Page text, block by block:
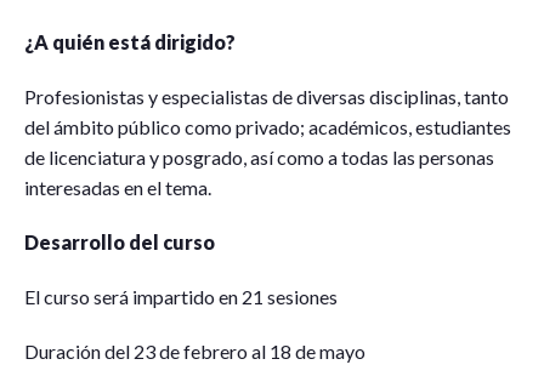
¿A quién está dirigido?
Profesionistas y especialistas de diversas disciplinas, tanto
del ámbito público como privado; académicos, estudiantes
de licenciatura y posgrado, así como a todas las personas
interesadas en el tema.
Desarrollo del curso
El curso será impartido en 21 sesiones
Duración del 23 de febrero al 18 de mayo